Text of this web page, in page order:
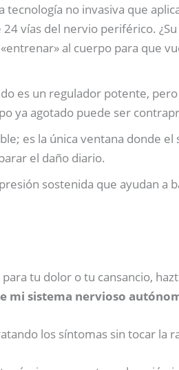
tecnología no invasiva que
vías del nervio periférico.
al cuerpo para que
es un regulador potente, pero
ya agotado puede ser
es la única ventana donde el
el daño diario.
sostenida que ayudan a
tu dolor o tu cansancio,
mi sistema nervioso
los síntomas sin tocar la